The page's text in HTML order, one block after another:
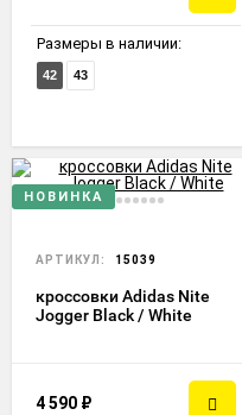
Размеры в наличии:
42 43
НОВИНКА
АРТИКУЛ: 15039
кроссовки Adidas Nite
Jogger Black / White
4 590 ₽